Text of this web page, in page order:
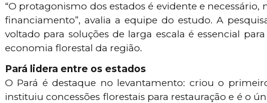
“O protagonismo dos estados é evidente e
financiamento”, avalia a equipe do estudo. A
voltado para soluções de larga escala é essencial
economia florestal da região.
Pará lidera entre os estados
O Pará é destaque no levantamento: criou o
instituiu concessões florestais para restauração e é o